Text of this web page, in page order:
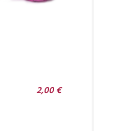
2,00 €